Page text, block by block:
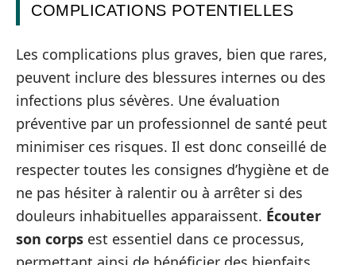
COMPLICATIONS POTENTIELLES
Les complications plus graves, bien que rares,
peuvent inclure des blessures internes ou des
infections plus sévères. Une évaluation
préventive par un professionnel de santé peut
minimiser ces risques. Il est donc conseillé de
respecter toutes les consignes d’hygiène et de
ne pas hésiter à ralentir ou à arrêter si des
douleurs inhabituelles apparaissent. Écouter
son corps est essentiel dans ce processus,